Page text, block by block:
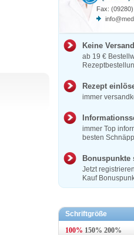
Fax:
Keine
ab 19 €
Rezept
immer
immer Top
besten
Bonuspunkte
Jetzt
Kauf
Schriftgröße